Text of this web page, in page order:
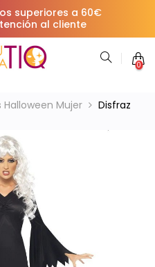
superiores a 60€
al cliente
0
Halloween Mujer
Disfraz